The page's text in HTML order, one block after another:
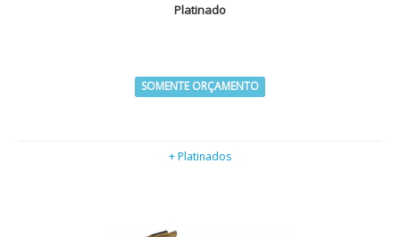
Platinado
SOMENTE ORÇAMENTO
+ Platinados